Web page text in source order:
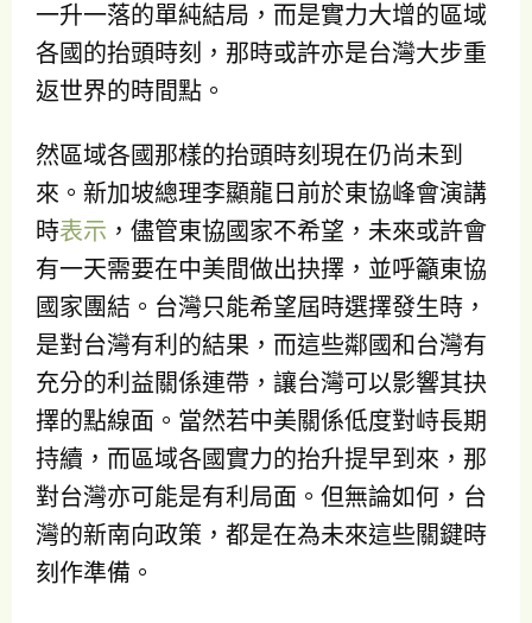
一升一落的單純結局，而是實力大增的區域
各國的抬頭時刻，那時或許亦是台灣大步重
返世界的時間點。
然區域各國那樣的抬頭時刻現在仍尚未到
來。新加坡總理李顯龍日前於東協峰會演講
時表示 ，儘管東協國家不希望，未來或許會
有一天需要在中美間做出抉擇，並呼籲東協
國家團結。台灣只能希望屆時選擇發生時，
是對台灣有利的結果，而這些鄰國和台灣有
充分的利益關係連帶，讓台灣可以影響其抉
擇的點線面。當然若中美關係低度對峙長期
持續，而區域各國實力的抬升提早到來，那
對台灣亦可能是有利局面。但無論如何，台
灣的新南向政策，都是在為未來這些關鍵時
刻作準備。